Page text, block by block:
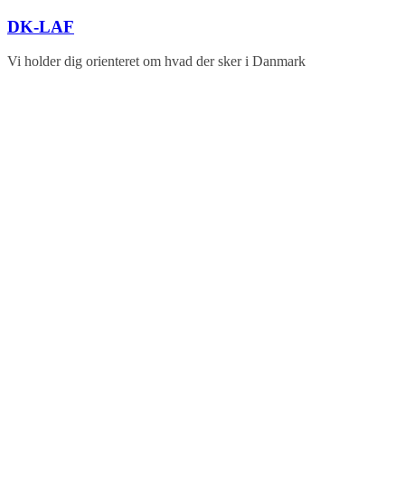
Skip
content
DK-LAF
Vi holder dig orienteret om hvad der sker i Danmark